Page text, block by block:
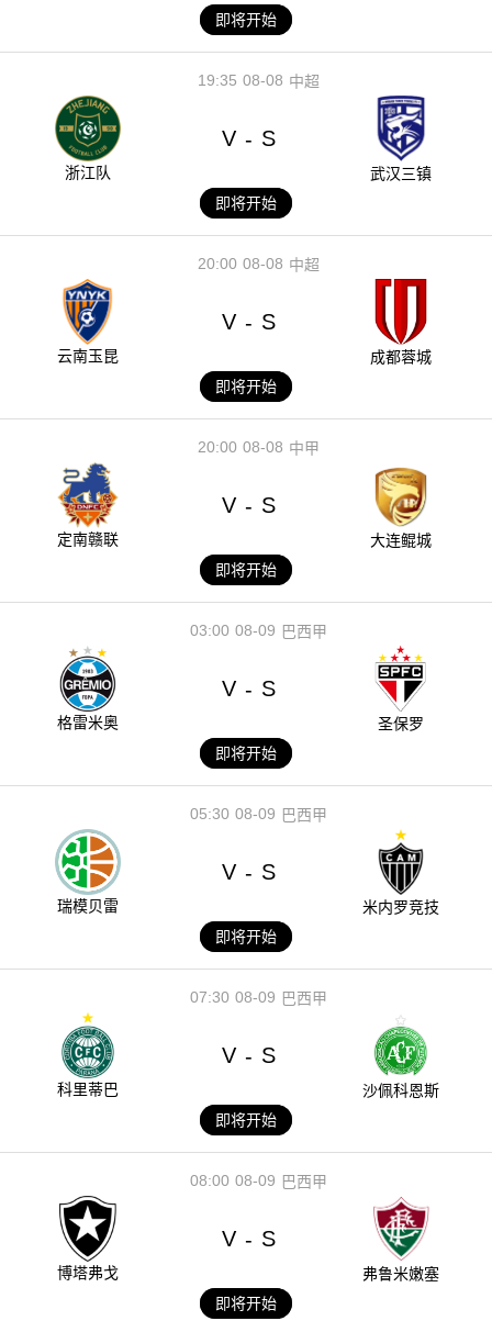
即将开始
08-08
19:35 中超
浙江队
V - S
武汉三镇
即将开始
08-08
20:00 中超
云南玉昆
V - S
成都蓉城
即将开始
08-08
20:00 中甲
定南赣联
V - S
大连鲲城
即将开始
08-09
03:00 巴西甲
格雷米奥
V - S
圣保罗
即将开始
08-09
05:30 巴西甲
瑞模贝雷
V - S
米内罗竞技
即将开始
08-09
07:30 巴西甲
科里蒂巴
V - S
沙佩科恩斯
即将开始
08-09
08:00 巴西甲
博塔弗戈
V - S
弗鲁米嫩塞
即将开始